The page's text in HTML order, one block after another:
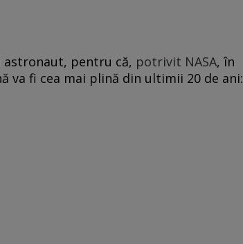
astronaut, pentru că, potrivit NASA, în
va fi cea mai plină din ultimii 20 de ani: